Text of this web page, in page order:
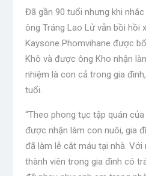
Đã gần 90 tuổi nhưng khi
ông Tráng Lao Lử vẫn bồi hồi
Kaysone Phomvihane được
Khô và được ông Kho nhận
nhiệm là con cả trong gia
tuổi.
“Theo phong tục tập quán
được nhận làm con nuôi, gia
đã làm lễ cắt máu tại nhà. Với
thành viên trong gia đình có